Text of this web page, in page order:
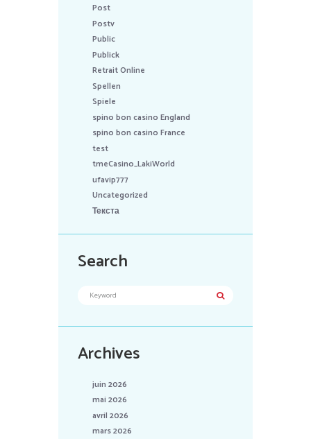
Post
Postv
Public
Publick
Retrait Online
Spellen
Spiele
spino bon casino England
spino bon casino France
test
tmeCasino_LakiWorld
ufavip777
Uncategorized
Текста
Search
Archives
juin 2026
mai 2026
avril 2026
mars 2026